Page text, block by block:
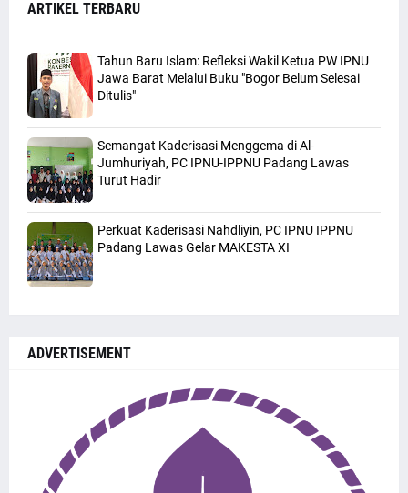
ARTIKEL TERBARU
Tahun Baru Islam: Refleksi Wakil Ketua PW IPNU
Jawa Barat Melalui Buku "Bogor Belum Selesai
Ditulis"
Semangat Kaderisasi Menggema di Al-
Jumhuriyah, PC IPNU-IPPNU Padang Lawas
Turut Hadir
Perkuat Kaderisasi Nahdliyin, PC IPNU IPPNU
Padang Lawas Gelar MAKESTA XI
ADVERTISEMENT